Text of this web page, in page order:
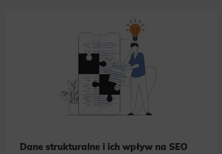
Dane strukturalne i ich wpływ na SEO